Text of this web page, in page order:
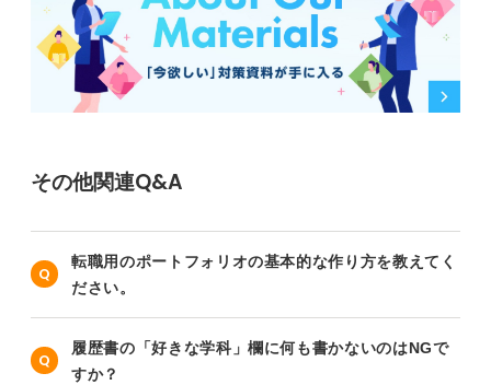
その他関連Q&A
転職用のポートフォリオの基本的な作り方を教えてく
ださい。
履歴書の「好きな学科」欄に何も書かないのはNGで
すか？